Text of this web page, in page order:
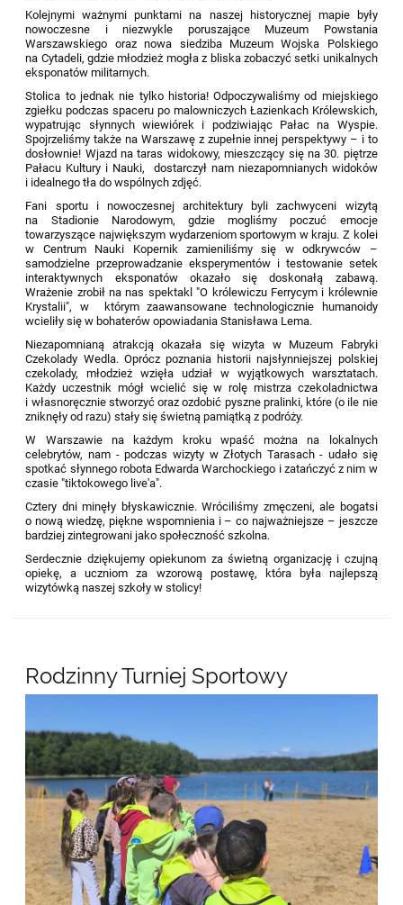
Kolejnymi ważnymi punktami na naszej historycznej mapie były
nowoczesne i niezwykle poruszające Muzeum Powstania
Warszawskiego oraz nowa siedziba Muzeum Wojska Polskiego
na Cytadeli, gdzie młodzież mogła z bliska zobaczyć setki unikalnych
eksponatów militarnych.
Stolica to jednak nie tylko historia! Odpoczywaliśmy od miejskiego
zgiełku podczas spaceru po malowniczych Łazienkach Królewskich,
wypatrując słynnych wiewiórek i podziwiając Pałac na Wyspie.
Spojrzeliśmy także na Warszawę z zupełnie innej perspektywy – i to
dosłownie! Wjazd na taras widokowy, mieszczący się na 30. piętrze
Pałacu Kultury i Nauki, dostarczył nam niezapomnianych widoków
i idealnego tła do wspólnych zdjęć.
Fani sportu i nowoczesnej architektury byli zachwyceni wizytą
na Stadionie Narodowym, gdzie mogliśmy poczuć emocje
towarzyszące największym wydarzeniom sportowym w kraju. Z kolei
w Centrum Nauki Kopernik zamieniliśmy się w odkrywców –
samodzielne przeprowadzanie eksperymentów i testowanie setek
interaktywnych eksponatów okazało się doskonałą zabawą.
Wrażenie zrobił na nas spektakl "O królewiczu Ferrycym i królewnie
Krystalii", w którym zaawansowane technologicznie humanoidy
wcieliły się w bohaterów opowiadania Stanisława Lema.
Niezapomnianą atrakcją okazała się wizyta w Muzeum Fabryki
Czekolady Wedla. Oprócz poznania historii najsłynniejszej polskiej
czekolady, młodzież wzięła udział w wyjątkowych warsztatach.
Każdy uczestnik mógł wcielić się w rolę mistrza czekoladnictwa
i własnoręcznie stworzyć oraz ozdobić pyszne pralinki, które (o ile nie
zniknęły od razu) stały się świetną pamiątką z podróży.
W Warszawie na każdym kroku wpaść można na lokalnych
celebrytów, nam - podczas wizyty w Złotych Tarasach - udało się
spotkać słynnego robota Edwarda Warchockiego i zatańczyć z nim w
czasie "tiktokowego live'a".
Cztery dni minęły błyskawicznie. Wróciliśmy zmęczeni, ale bogatsi
o nową wiedzę, piękne wspomnienia i – co najważniejsze – jeszcze
bardziej zintegrowani jako społeczność szkolna.
Serdecznie dziękujemy opiekunom za świetną organizację i czujną
opiekę, a uczniom za wzorową postawę, która była najlepszą
wizytówką naszej szkoły w stolicy!
Rodzinny Turniej Sportowy